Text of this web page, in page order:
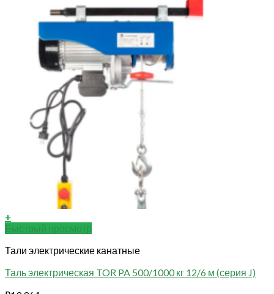
+
Быстрый просмотр
Тали электрические канатные
Таль электрическая TOR PA 500/1000 кг 12/6 м (серия J)